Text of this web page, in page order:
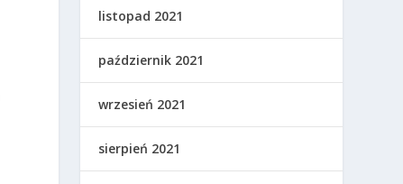
listopad 2021
październik 2021
wrzesień 2021
sierpień 2021